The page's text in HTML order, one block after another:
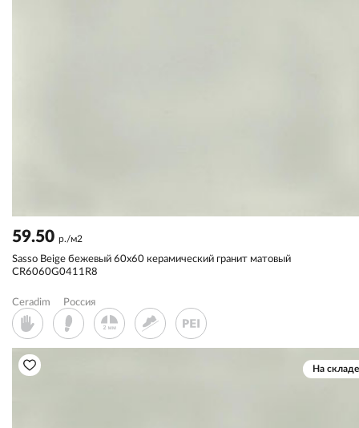
59.50 р./м2
Sassо Beige бежевый 60x60 керамический гранит матовый
CR6060G0411R8
Ceradim Россия
На складе